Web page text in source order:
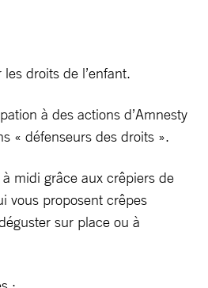
droits de l’enfant.
à des actions d’Amnesty
« défenseurs des droits ».
midi grâce aux crêpiers de
vous proposent crêpes
sur place ou à